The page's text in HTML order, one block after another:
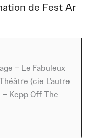
et du port dans une
d’un équipage
passionné·es.
diversité et la
intenses et
par Le Matou,
Voyage de
de Fest Ar
– Le Fabuleux
(cie L’autre
Kepp Off The